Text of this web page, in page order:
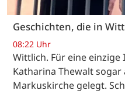
Geschichten, die in
08:22 Uhr
Wittlich. Für eine
Katharina Thewalt
Markuskirche gelegt.